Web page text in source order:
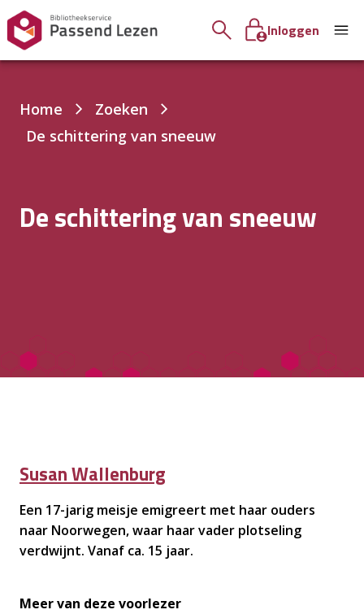
Inloggen
Je
hier:
Home
Zoeken
De schittering van sneeuw
De schittering van sneeuw
Susan Wallenburg
Een 17-jarig meisje emigreert met haar ouders
naar Noorwegen, waar haar vader plotseling
verdwijnt. Vanaf ca. 15 jaar.
Meer van deze voorlezer